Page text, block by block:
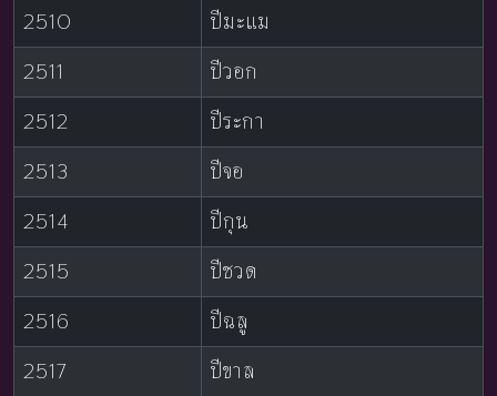
2510
ปีมะแม
2511
ปีวอก
2512
ปีระกา
2513
ปีจอ
2514
ปีกุน
2515
ปีชวด
2516
ปีฉลู
2517
ปีขาล